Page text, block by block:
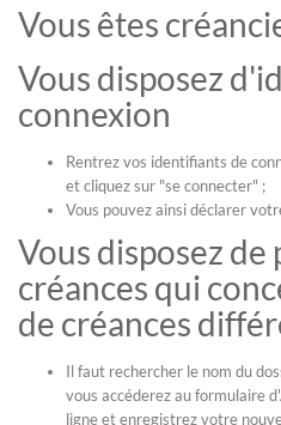
Vous êtes
Vous disposez
connexion
Rentrez vos identifiants de
et cliquez sur "se connecter" ;
Vous pouvez ainsi déclarer
Vous disposez de
créances qui
de créances
Il faut rechercher le nom du
vous accéderez au formulaire
ligne et enregistrez votre